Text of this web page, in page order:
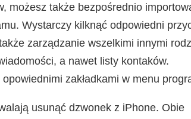
możesz także bezpośrednio
Wystarczy kilknąć odpowiedni
zarządzanie wszelkimi innymi
a nawet listy kontaków.
zakładkami w menu
usunąć dzwonek z iPhone. Obie